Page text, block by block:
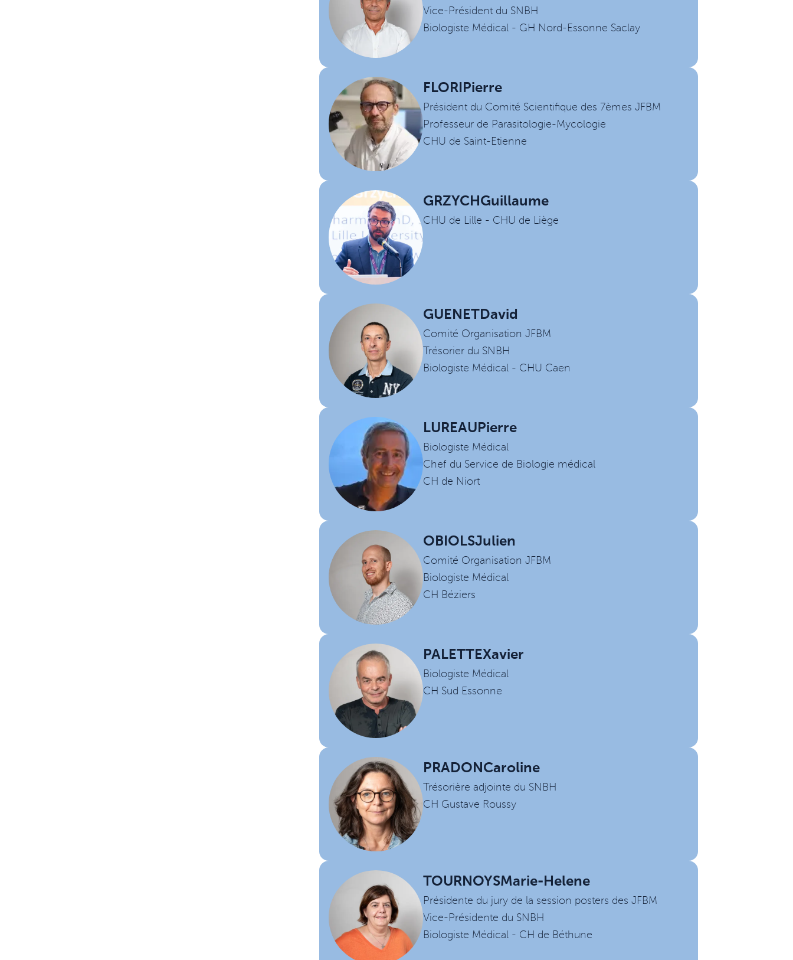
Vice-Président du SNBH
Biologiste Médical - GH Nord-Essonne Saclay
FLORI Pierre
Président du Comité Scientifique des 7èmes JFBM
Professeur de Parasitologie-Mycologie
CHU de Saint-Etienne
GRZYCH Guillaume
CHU de Lille - CHU de Liège
GUENET David
Comité Organisation JFBM
Trésorier du SNBH
Biologiste Médical - CHU Caen
LUREAU Pierre
Biologiste Médical
Chef du Service de Biologie médical
CH de Niort
OBIOLSJulien
Comité Organisation JFBM
Biologiste Médical
CH Béziers
PALETTEXavier
Biologiste Médical
CH Sud Essonne
PRADON Caroline
Trésorière adjointe du SNBH
CH Gustave Roussy
TOURNOYSMarie-Helene
Présidente du jury de la session posters des JFBM
Vice-Présidente du SNBH
Biologiste Médical - CH de Béthune